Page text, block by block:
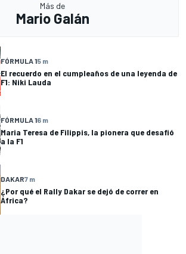
Más de
Mario Galán
FÓRMULA 15 m
El recuerdo en el cumpleaños de una leyenda de
F1: Niki Lauda
FÓRMULA 16 m
Maria Teresa de Filippis, la pionera que desafió
a la F1
DAKAR7 m
¿Por qué el Rally Dakar se dejó de correr en
África?